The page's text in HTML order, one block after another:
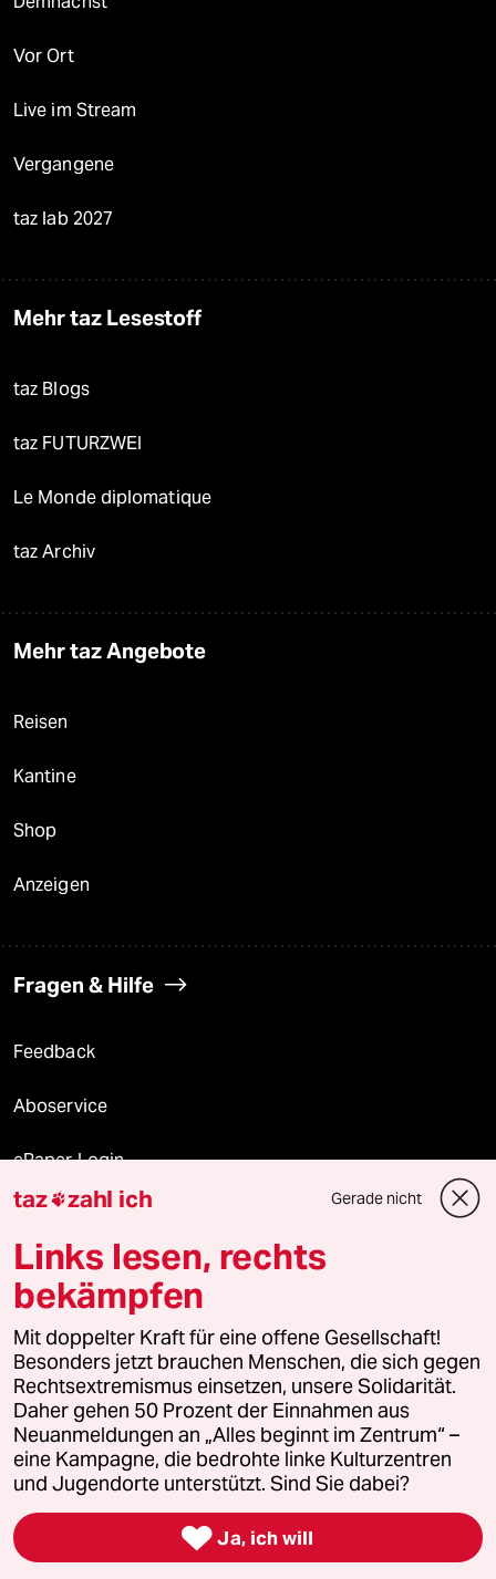
Vor Ort
Live im Stream
Vergangene
taz lab 2027
Mehr taz Lesestoff
taz Blogs
taz FUTURZWEI
Le Monde diplomatique
taz Archiv
Mehr taz Angebote
Reisen
Kantine
Shop
Anzeigen
Fragen & Hilfe
Feedback
Aboservice
ePaper Login
Downloads für Abonnierende
© 2026 taz Verlags und Vertriebs GmbH
Alle Rechte vorbehalten. Bei rechtlichen Fragen oder für Genehmigungen
wenden Sie sich bitte an
lizenzen@taz.de
Feedback Redaktionsstatut Kommune-Richtlinien
Leitlinie Informant Datenschutz Impressum AGB
Seitenwende Einwilligungen widerrufen (Ads)
taz zahl ich Gerade nicht
Links lesen, rechts
bekämpfen
Mit doppelter Kraft für eine offene Gesellschaft!
Besonders jetzt brauchen Menschen, die sich gegen
Rechtsextremismus einsetzen, unsere Solidarität.
Daher gehen 50 Prozent der Einnahmen aus
Neuanmeldungen an „Alles beginnt im Zentrum“ –
eine Kampagne, die bedrohte linke Kulturzentren
und Jugendorte unterstützt. Sind Sie dabei?
 Ja, ich will